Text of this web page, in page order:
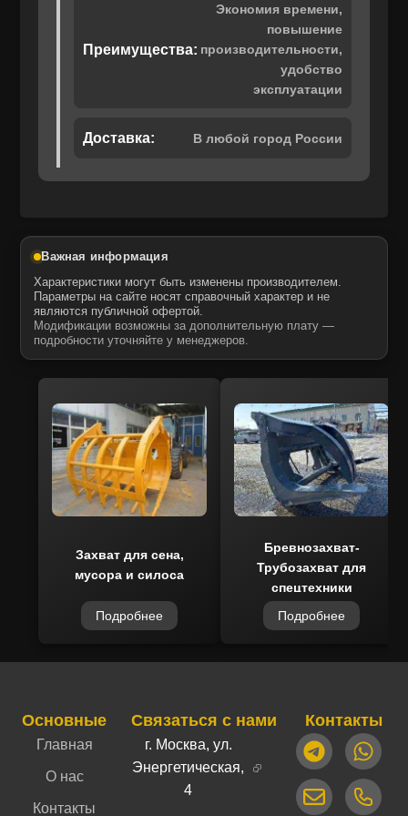
Преимущества:
Экономия времени,
повышение
производительности,
удобство
эксплуатации
Доставка: В любой город России
Важная информация
Характеристики могут быть изменены производителем.
Параметры на сайте носят справочный характер и не
являются публичной офертой.
Модификации возможны за дополнительную плату —
подробности уточняйте у менеджеров.
Захват для сена,
мусора и силоса
Подробнее
Бревнозахват-
Трубозахват для
спецтехники
Подробнее
Основные
Главная
О нас
Контакты
Связаться с нами
г. Москва, ул.
Энергетическая,
4
Контакты